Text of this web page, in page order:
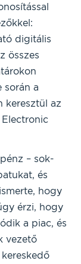
digitális
összes
során a
keresztül az
Electronic
– sok-
és
hogy
érzi, hogy
a piac, és
vezető